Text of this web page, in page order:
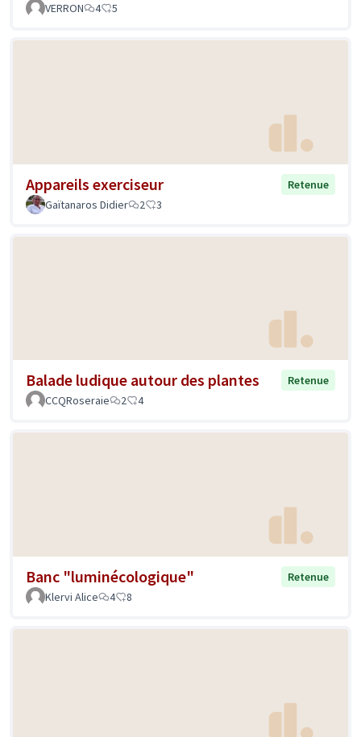
VERRON 4 5
Appareils exerciseur
Retenue
Gaïtanaros Didier
2 3
Balade ludique autour des plantes
Retenue
CCQRoseraie
2 4
Banc "luminécologique"
Retenue
Klervi Alice
4 8